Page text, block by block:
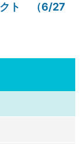
クト （6/27